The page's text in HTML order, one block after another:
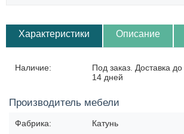
Характеристики Описание
Наличие:
Под заказ. Доставка до
14 дней
Производитель мебели
Фабрика: Катунь